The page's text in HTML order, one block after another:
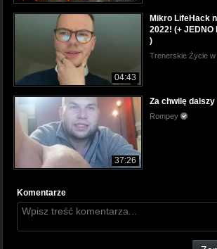
04:43
Mikro LifeHack
2022! (+ JEDNO
)
Trenerskie Życie
37:26
Za chwilę
Rompey
Komentarze